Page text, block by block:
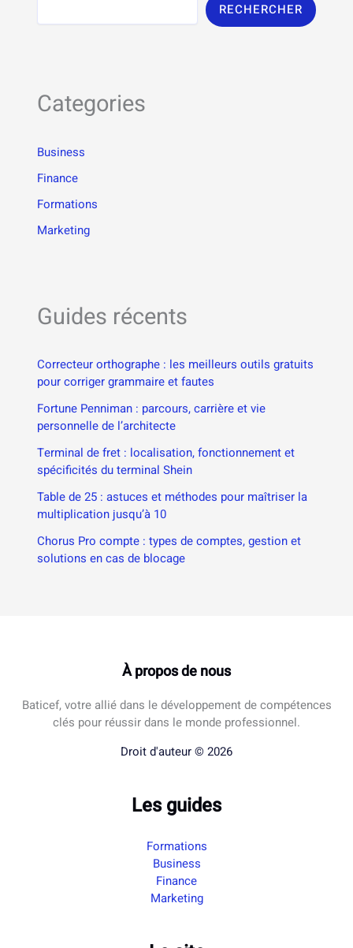
RECHERCHER
Categories
Business
Finance
Formations
Marketing
Guides récents
Correcteur orthographe : les meilleurs outils gratuits
pour corriger grammaire et fautes
Fortune Penniman : parcours, carrière et vie
personnelle de l’architecte
Terminal de fret : localisation, fonctionnement et
spécificités du terminal Shein
Table de 25 : astuces et méthodes pour maîtriser la
multiplication jusqu’à 10
Chorus Pro compte : types de comptes, gestion et
solutions en cas de blocage
À propos de nous
Baticef, votre allié dans le développement de compétences
clés pour réussir dans le monde professionnel.
Droit d'auteur © 2026
Les guides
Formations
Business
Finance
Marketing